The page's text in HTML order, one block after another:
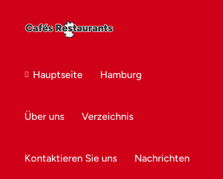
Hauptseite Hamburg
Über uns Verzeichnis
Kontaktieren Sie uns Nachrichten